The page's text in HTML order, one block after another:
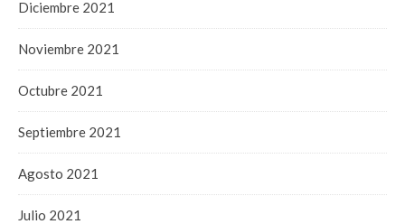
Diciembre 2021
Noviembre 2021
Octubre 2021
Septiembre 2021
Agosto 2021
Julio 2021